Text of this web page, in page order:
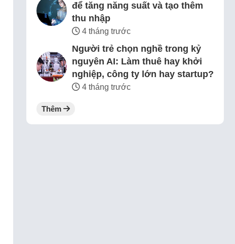
để tăng năng suất và tạo thêm
thu nhập
4 tháng trước
Người trẻ chọn nghề trong kỷ
nguyên AI: Làm thuê hay khởi
nghiệp, công ty lớn hay startup?
4 tháng trước
Thêm